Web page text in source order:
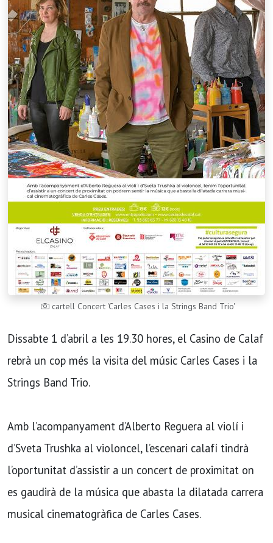
cartell Concert 'Carles Cases i la Strings Band Trio'
Dissabte 1 d’abril a les 19.30 hores, el Casino de Calaf
rebrà un cop més la visita del músic Carles Cases i la
Strings Band Trio.
Amb l’acompanyament d’Alberto Reguera al violí i
d’Sveta Trushka al violoncel, l’escenari calafí tindrà
l’oportunitat d’assistir a un concert de proximitat on
es gaudirà de la música que abasta la dilatada carrera
musical cinematogràfica de Carles Cases.